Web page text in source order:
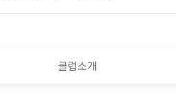
클럽소개